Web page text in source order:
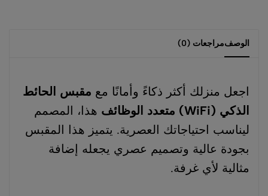
الوصفمراجعات (0)
اجعل منزلك أكثر ذكاءً وأمانًا مع مقبس الحائط
الذكي (WiFi) متعدد الوظائف
هذا، المصمم
ليناسب احتياجاتك العصرية. يتميز هذا المقبس
بجودة عالية وتصميم عصري يجعله إضافة
مثالية لأي غرفة.